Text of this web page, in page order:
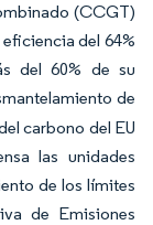
(CCGT)
del 64%
del 60% de su
de
carbono del EU
las unidades
de los límites
de Emisiones